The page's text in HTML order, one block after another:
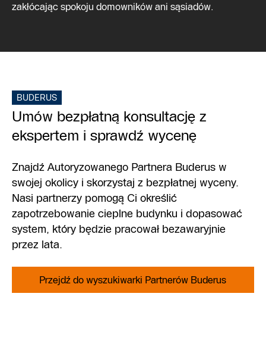
zakłócając spokoju domowników ani sąsiadów.
BUDERUS
Umów bezpłatną konsultację z
ekspertem i sprawdź wycenę
Znajdź Autoryzowanego Partnera Buderus w
swojej okolicy i skorzystaj z bezpłatnej wyceny.
Nasi partnerzy pomogą Ci określić
zapotrzebowanie cieplne budynku i dopasować
system, który będzie pracował bezawaryjnie
przez lata.
Przejdź do wyszukiwarki Partnerów Buderus